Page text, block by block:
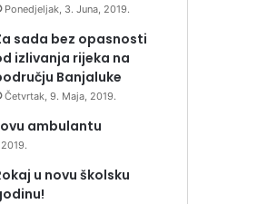
Ponedjeljak, 3. Juna, 2019.
sada bez opasnosti
izlivanja rijeka na
Banjaluke
Četvrtak, 9. Maja, 2019.
ambulantu
u novu školsku